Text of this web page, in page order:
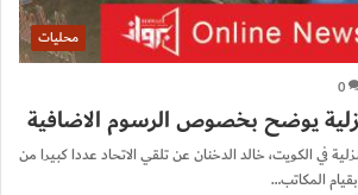
محليات
0
يوضح بخصوص الرسوم الاضافية
في الكويت، خالد الدخنان عن تلقي الاتحاد عددا كبيرا من
المكاتب…